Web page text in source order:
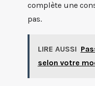
complète une
pas.
LIRE AUSSI
selon votre